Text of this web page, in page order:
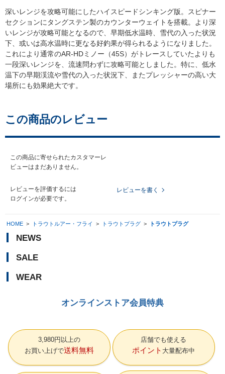
深いレンジを攻略可能にしたハイスピードシンキング版。スピナー
セクションにタングステン製のカウンターウェイトを搭載。より深
いレンジが攻略可能となるので、早期低水温時、雪代の入った状況
下、或いは高水温時に更なる好釣果が得られるようになりました。
これにより通常のAR-HDミノー（45S）がトレースしていたよりも
一段深いレンジを、流速問わずに攻略可能としました。特に、低水
温下の早期渓流や雪代の入った状況下、またプレッシャーの高い大
場所にも効果絶大です。
この商品のレビュー
この商品に寄せられたカスタマーレ
ビューはまだありません。
レビューを評価するには
ログインが必要です。
レビューを書く
HOME > トラウトルアー・フライ > トラウトプラグ > トラウトプラグ
NEWS
SALE
WEAR
オンラインストア会員特典
3,980円以上の
お買い上げで送料無料
店舗でも使える
ポイント 大量配布中